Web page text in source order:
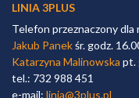
LINIA 3PLUS
Telefon przeznaczony
Jakub Panekśr. godz.
Katarzyna Malinowska pt.
tel.: 732 988 451
e-mail: linia@3plus.pl